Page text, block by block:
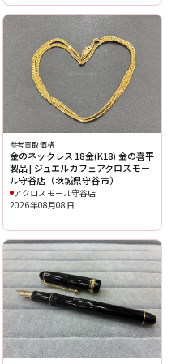
参考買取価格
金のネックレス 18金(K18) 金の喜平
製品 | ジュエルカフェアクロスモー
ル守谷店（茨城県守谷市）
アクロスモール守谷店
2026年08月08日